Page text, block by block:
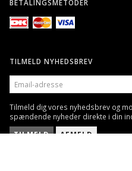
BETALINGSMETODER
TILMELD NYHEDSBREV
EMAIL-
ADRESSE
Tilmeld dig vores nyhedsbrev og
spændende nyheder direkte i din
TILMELD AFMELD